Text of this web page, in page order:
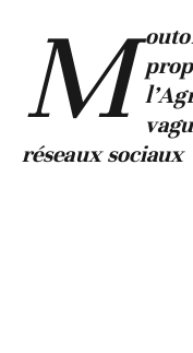
M
réseaux sociaux